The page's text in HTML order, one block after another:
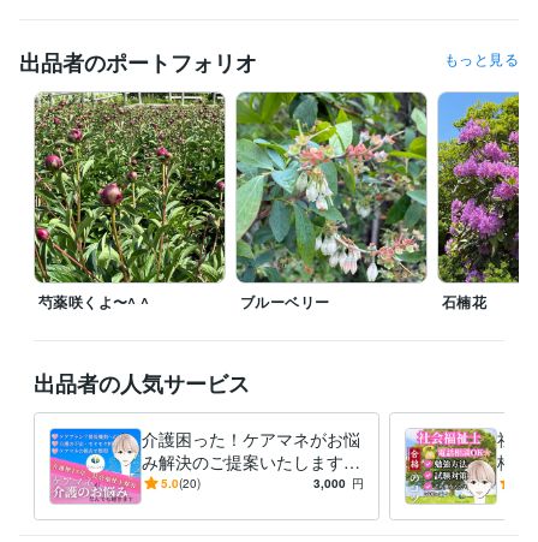
資格・検定
介護福祉士 取得年 : 2012年
福祉住環境コーディネーター2級 取得年 : 2014年
認知症ケア専門士 取得年 : 2016年
ケアマネジャー（介護支援専門員） 取得年 : 2017年
社会福祉士 取得年 : 2021年
得意分野
悩み相談・カウンセリング
高齢者介護の悩み・疑問・相談・アドバ
イス
高齢者介護 介護保険 認知症 介護方法 介護ストレス
虐待
介護疲れ
在宅介護 福祉用具
学習指導・資格・キャリア相談 国家試験学習方法アドバイス
社会福祉士国家試験 社福勉強方法
社会福祉士合格
出品者のポートフォリオ もっと見る
芍薬咲くよ〜^ ^ ブルーベリー 石楠花
出品者の人気サービス
介護困った！ケアマネがお悩
み解決のご提案いたします
元ケアマネです。在宅介護の
承ります
5.0(20) 3,000 円
社会
格で
05
す。